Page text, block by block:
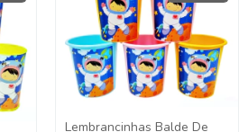
Lembrancinhas Balde De